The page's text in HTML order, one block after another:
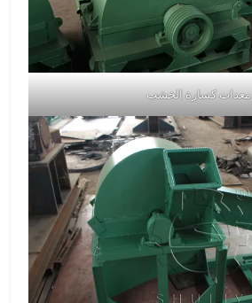
معدات كسارة الخشب